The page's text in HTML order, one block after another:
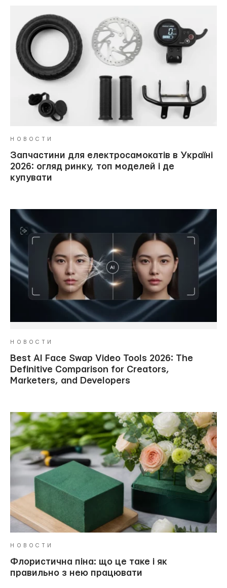
НОВОСТИ
Запчастини для електросамокатів в Україні
2026: огляд ринку, топ моделей і де
купувати
НОВОСТИ
Best AI Face Swap Video Tools 2026: The
Definitive Comparison for Creators,
Marketers, and Developers
НОВОСТИ
Флористична піна: що це таке і як
правильно з нею працювати